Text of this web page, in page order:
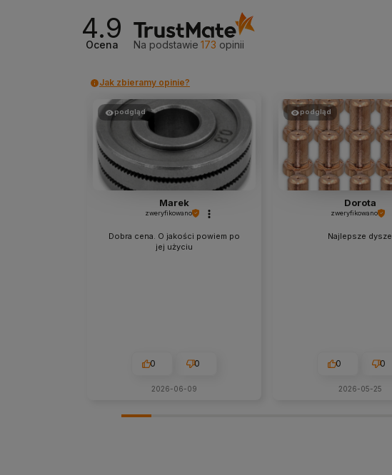
4.9
Ocena Na podstawie 173 opinii
Jak zbieramy opinie?
podgląd
Marek
zweryfikowano
Dobra cena. O jakości powiem po
jej użyciu
0 0
2026-06-09
podgląd
Dorota
zweryfikowano
Najlepsze dysze
0 0
2026-05-25